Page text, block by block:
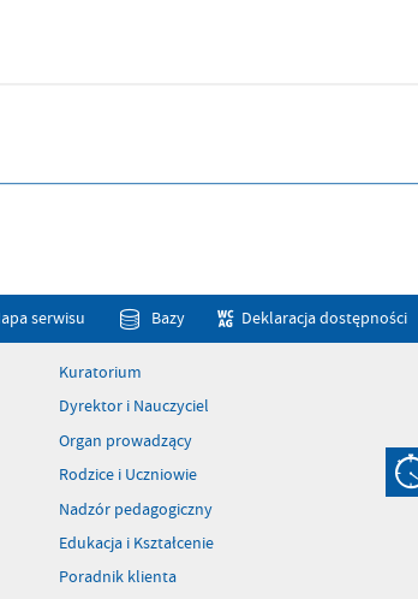
serwisu Bazy Deklaracja dostępności
Kuratorium
Dyrektor i Nauczyciel
Organ prowadzący
Rodzice i Uczniowie
Nadzór pedagogiczny
Edukacja i Kształcenie
Poradnik klienta